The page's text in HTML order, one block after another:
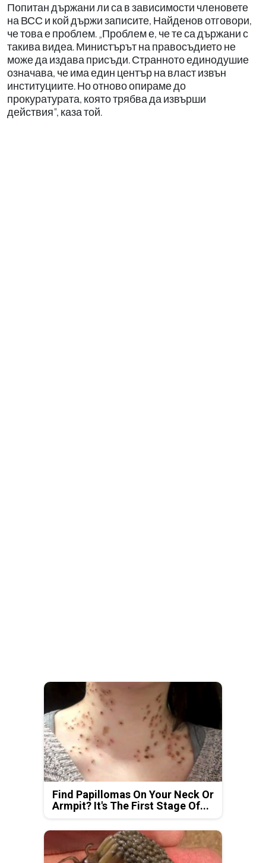
Попитан държани ли са в зависимости членовете
на ВСС и кой държи записите, Найденов отговори,
че това е проблем. „Проблем е, че те са държани с
такива видеа. Министърът на правосъдието не
може да издава присъди. Странното единодушие
означава, че има един център на власт извън
институциите. Но отново опираме до
прокуратурата, която трябва да извърши
действия", каза той.
Find Papillomas On Your Neck Or
Armpit? It's The First Stage Of...